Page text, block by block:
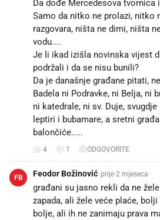
Da dođe Mercedesova tvornica
Samo da nitko ne prolazi, nitko
razgovara, ništa ne dimi, ništa
vodu....
Je li ikad izišla novinska vijest
podržali i da se nisu bunili?
Da je današnje građane pitati,
Badela ni Podravke, ni Belja, ni
ni katedrale, ni sv. Duje,
leptiri i bubamare, a sretni
balončiće.....
4 1 ODGOVORITE
FB Feodor Božinović prije 2 mjeseca
građani su jasno rekli da ne
zapada, ali žele veće plaće,
bolje, ali ih ne zanimaju prava